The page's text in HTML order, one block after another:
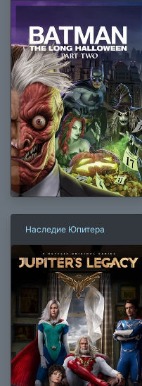
Наследие Юпитера